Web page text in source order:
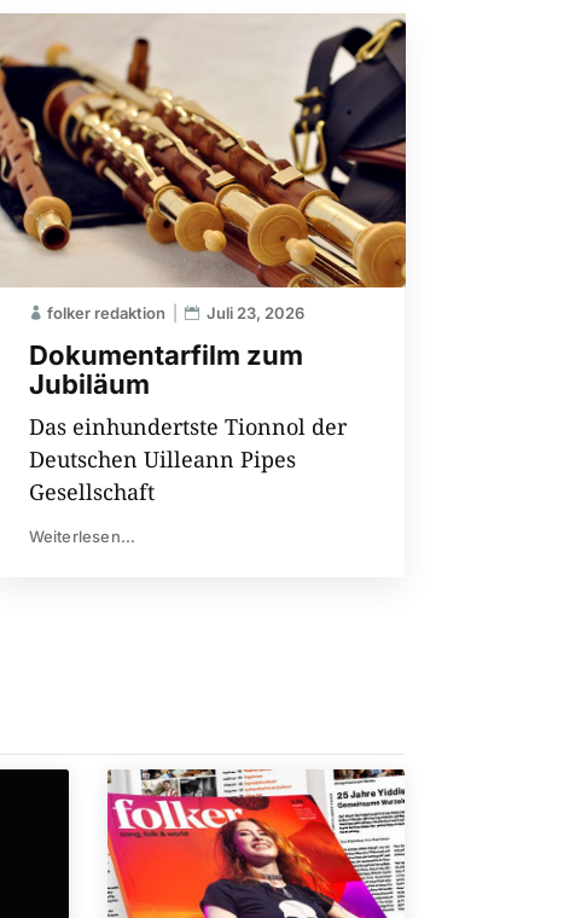
Dokumentarfilm zum
Jubiläum
folker redaktion Juli 23, 2026
Das einhundertste Tionnol der
Deutschen Uilleann Pipes
Gesellschaft
Weiterlesen...